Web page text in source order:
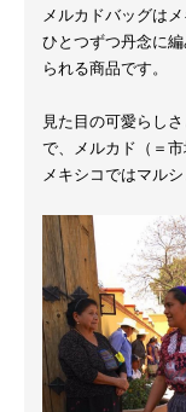
メルカドバッグは
ひとつずつ丹念に
られる商品です。
見た目の可愛らし
で、メルカド（＝
メキシコではマル